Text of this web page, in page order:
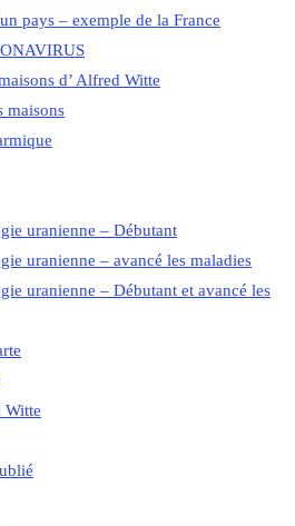
pays – exemple de la France
d’ Alfred Witte
maisons
uranienne – Débutant
uranienne – avancé les maladies
uranienne – Débutant et avancé les
Witte